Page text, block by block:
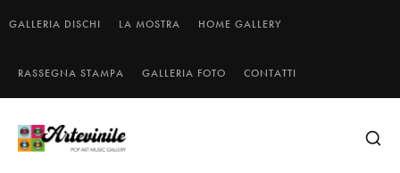
GALLERIA DISCHI LA MOSTRA HOME GALLERY
RASSEGNA STAMPA GALLERIA FOTO CONTATTI